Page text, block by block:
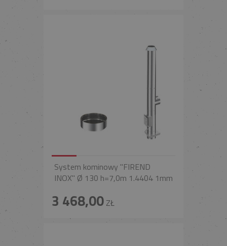
System kominowy "FIREND
INOX" Ø 130 h=7,0m 1.4404 1mm
3 468,00ZŁ